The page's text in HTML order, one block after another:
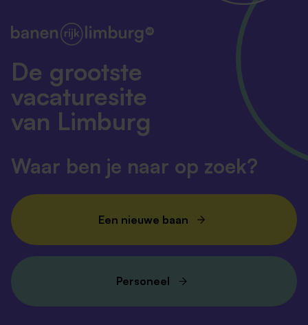
De grootste
vacaturesite
van Limburg
Waar ben je naar op zoek?
Een nieuwe baan
Personeel